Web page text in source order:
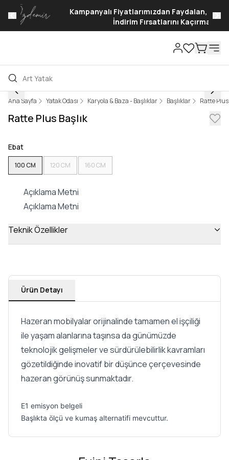
Kampanyalı Fiyatlarımızdan Faydalan, %50'ye varan
İndirim Fırsatlarını Kaçırma!
Ana Sayfa Yatak Odası Karyola & Baza - Başlıklar Başlıklar Ratte Plus
Ratte Plus Başlık
Ebat
100 CM 120 CM 160 CM
Açıklama Metni
Açıklama Metni
Teknik Özellikler
Ürün Detayı
Hazeran mobilyalar orijinalinde tamamen el işçiliği
ile yaşam alanlarına taşınsa da günümüzde
teknolojik gelişmeler ve sürdürülebilirlik kavramları
gözetildiğinde inovatif bir düşünce çerçevesinde
hazeran görünüş sunmaktadır.
E1 emisyon belgeli
Başlıkta ölçü ve kumaş alternatifi mevcuttur.